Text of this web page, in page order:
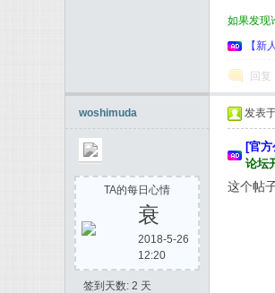
如果发现
【新
回复
woshimuda
TA的每日心情
衰
2018-5-26
12:20
签到天数: 2 天
发表
[官方
论坛
这个帖